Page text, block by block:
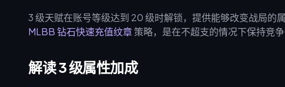
3 级天赋在账号等级达到 20 级时解锁，提供能够改变战局
MLBB 钻石快速充值纹章策略，是在不超支的情况下保持竞争
解读 3 级属性加成